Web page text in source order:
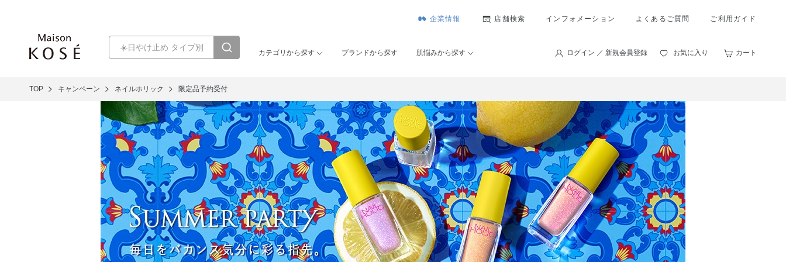
企業情報 店舗検索 インフォメーション よくあるご質問 ご利用ガイド
カテゴリから探す ブランドから探す 肌悩みから探す ログイン ／ 新規会員登録 お気に入り カート
TOP キャンペーン ネイルホリック 限定品予約受付